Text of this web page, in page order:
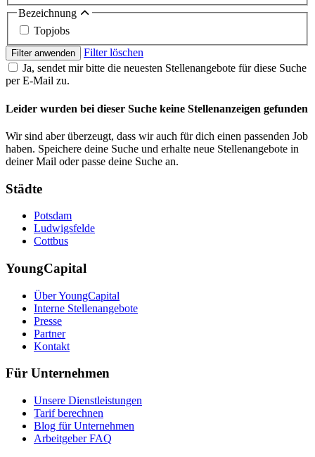
Bezeichnung
Topjobs
Filter anwenden
Filter löschen
Ja, sendet mir bitte die neuesten Stellenangebote für diese Suche
per E-Mail zu.
Leider wurden bei dieser Suche keine Stellenanzeigen gefunden
Wir sind aber überzeugt, dass wir auch für dich einen passenden Job
haben. Speichere deine Suche und erhalte neue Stellenangebote in
deiner Mail oder passe deine Suche an.
Städte
Potsdam
Ludwigsfelde
Cottbus
YoungCapital
Über YoungCapital
Interne Stellenangebote
Presse
Partner
Kontakt
Für Unternehmen
Unsere Dienstleistungen
Tarif berechnen
Blog für Unternehmen
Arbeitgeber FAQ